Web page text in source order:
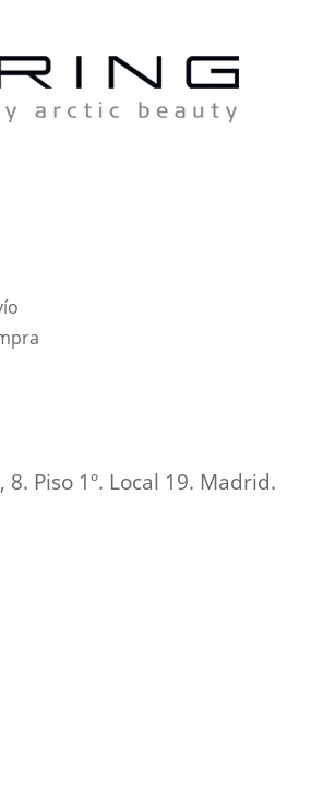
Piso 1º. Local 19. Madrid.